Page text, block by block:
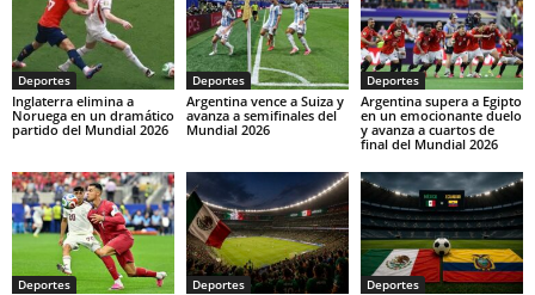
Deportes
Inglaterra elimina a
Noruega en un dramático
partido del Mundial 2026
Deportes
Argentina vence a Suiza y
avanza a semifinales del
Mundial 2026
Deportes
Argentina supera a Egipto
en un emocionante duelo
y avanza a cuartos de
final del Mundial 2026
Deportes Deportes Deportes